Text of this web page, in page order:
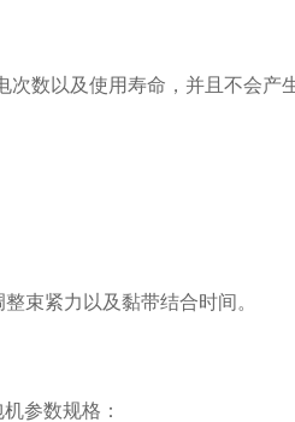
数以及使用寿命，并且不会产生
束紧力以及黏带结合时间。
参数规格：